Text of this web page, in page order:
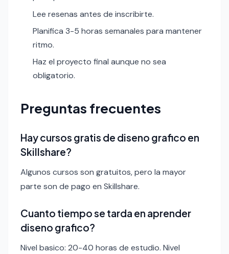
Lee resenas antes de inscribirte.
Planifica 3-5 horas semanales para mantener
ritmo.
Haz el proyecto final aunque no sea
obligatorio.
Preguntas frecuentes
Hay cursos gratis de diseno grafico en
Skillshare?
Algunos cursos son gratuitos, pero la mayor
parte son de pago en Skillshare.
Cuanto tiempo se tarda en aprender
diseno grafico?
Nivel basico: 20-40 horas de estudio. Nivel